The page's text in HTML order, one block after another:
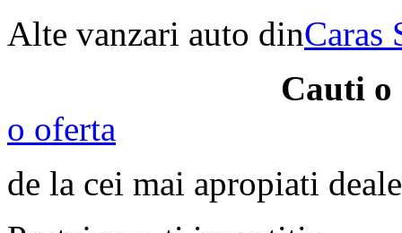
Alte vanzari auto dinCaras
Cauti o
o oferta
de la cei mai apropiati